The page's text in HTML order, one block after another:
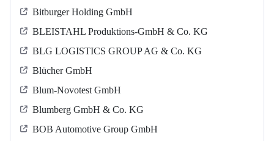
Bitburger Holding GmbH
BLEISTAHL Produktions-GmbH & Co. KG
BLG LOGISTICS GROUP AG & Co. KG
Blücher GmbH
Blum-Novotest GmbH
Blumberg GmbH & Co. KG
BOB Automotive Group GmbH